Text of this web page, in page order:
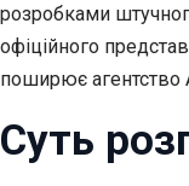
розробками
офіційного
поширює агентство
Суть